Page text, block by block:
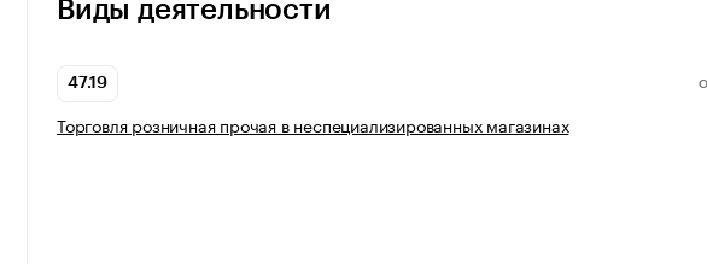
Виды деятельности
47.19
Торговля розничная прочая в неспециализированных магазинах